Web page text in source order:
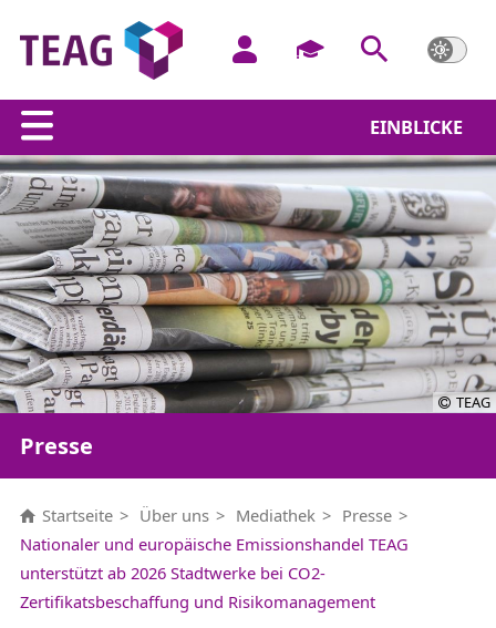
EINBLICKE
TEAG
Presse
Startseite Über uns Mediathek
Presse
Nationaler und europäische Emissionshandel TEAG
unterstützt ab 2026 Stadtwerke bei CO2-
Zertifikatsbeschaffung und Risikomanagement